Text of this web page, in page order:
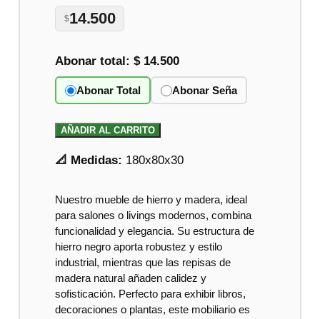
$14.500
Abonar total:$ 14.500
Abonar Total Abonar Seña
AÑADIR AL CARRITO
📐 Medidas: 180x80x30
Nuestro mueble de hierro y madera, ideal
para salones o livings modernos, combina
funcionalidad y elegancia. Su estructura de
hierro negro aporta robustez y estilo
industrial, mientras que las repisas de
madera natural añaden calidez y
sofisticación. Perfecto para exhibir libros,
decoraciones o plantas, este mobiliario es